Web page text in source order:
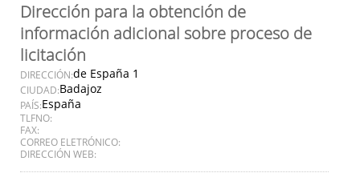
Dirección para la obtención de
información adicional sobre proceso de
licitación
DIRECCIÓN:de España 1
CIUDAD:Badajoz
PAÍS:España
TLFNO:
FAX:
CORREO ELETRÓNICO:
DIRECCIÓN WEB: